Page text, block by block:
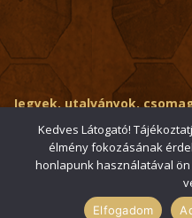
Jegyek, utalványok,
Általános érdeklődés:
© 2006-2026 Székesfehérvári
Kedves Látogató!
élmény fokozásának
honlapunk használatával
Elfogadom